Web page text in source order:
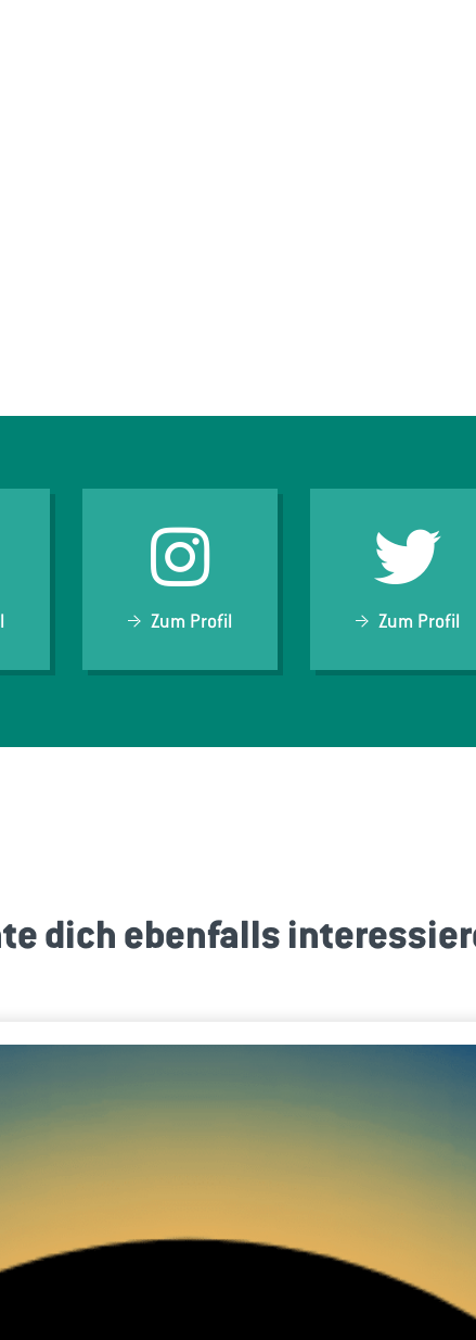
Zum Profil Zum Profil
dich ebenfalls